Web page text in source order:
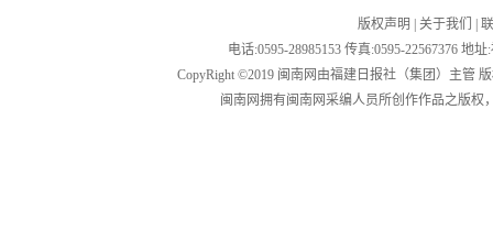
版权声明 关于我们
电话:0595-28985153 传真:0595-22567376 地
CopyRight ©2019 闽南网由福建日报社（集团）主管
闽南网拥有闽南网采编人员所创作作品之版